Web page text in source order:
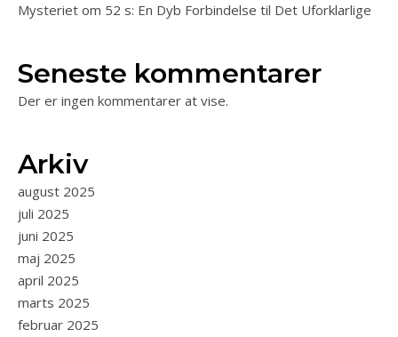
Mysteriet om 52 s: En Dyb Forbindelse til Det Uforklarlige
Seneste kommentarer
Der er ingen kommentarer at vise.
Arkiv
august 2025
juli 2025
juni 2025
maj 2025
april 2025
marts 2025
februar 2025